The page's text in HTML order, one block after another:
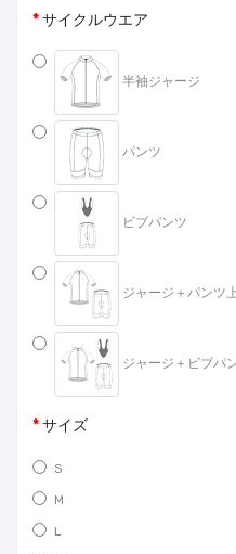
サイクルウエア
半袖ジャージ
パンツ
ビブパンツ
ジャージ＋パンツ
ジャージ＋ビブパ
サイズ
S
M
L